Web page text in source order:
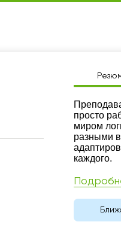
Резюме
просто
миром
разными
каждого.